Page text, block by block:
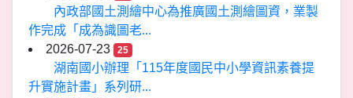
內政部國土測繪中心為推廣國土測繪圖資，業製
作完成「成為識圖老...
2026-07-23
25
湖南國小辦理「115年度國民中小學資訊素養提
升實施計畫」系列研...